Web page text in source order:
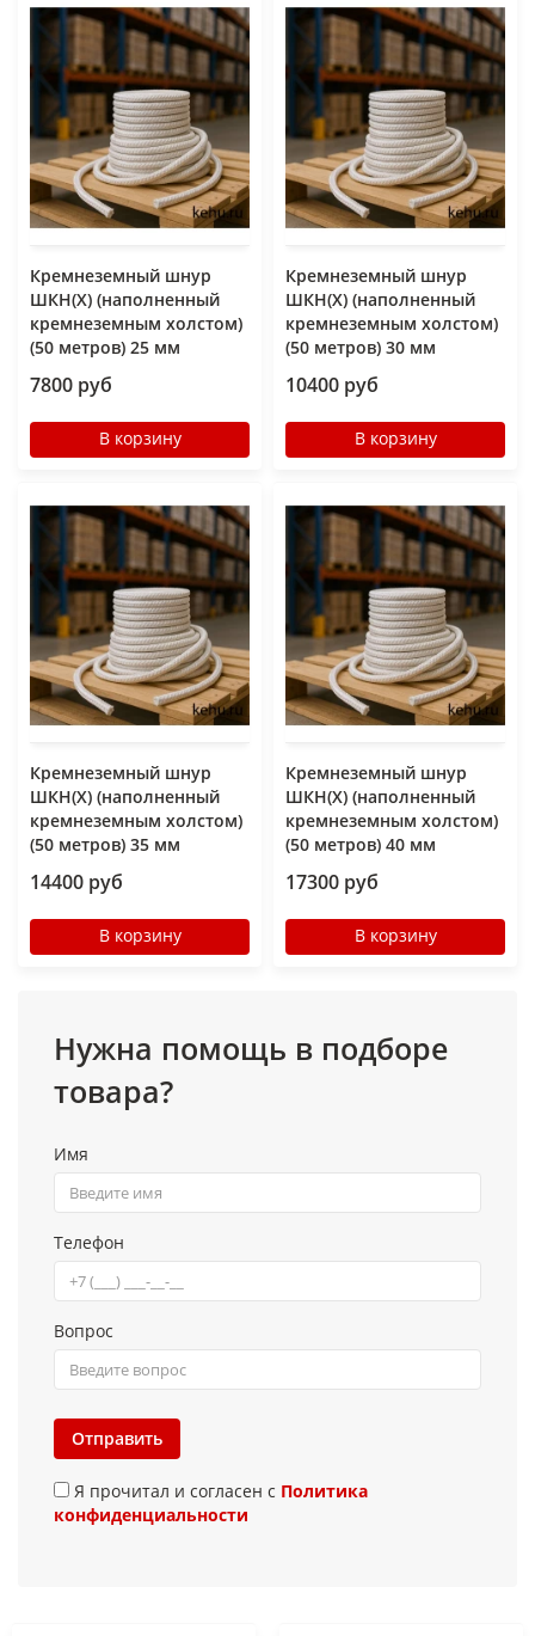
Кремнеземный шнур
ШКН(Х) (наполненный
кремнеземным холстом)
(50 метров) 25 мм
7800 руб
В корзину
Кремнеземный шнур
ШКН(Х) (наполненный
кремнеземным холстом)
(50 метров) 30 мм
10400 руб
В корзину
Кремнеземный шнур
ШКН(Х) (наполненный
кремнеземным холстом)
(50 метров) 35 мм
14400 руб
В корзину
Кремнеземный шнур
ШКН(Х) (наполненный
кремнеземным холстом)
(50 метров) 40 мм
17300 руб
В корзину
Нужна помощь в подборе
товара?
Имя
Телефон
Вопрос
Отправить
Я прочитал и согласен с Политика
конфиденциальности